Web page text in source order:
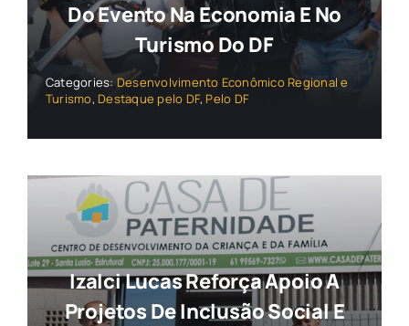
Do Evento Na Economia E No
Turismo Do DF
Categories: Desenvolvimento Econômico Regional e
Turismo, Destaque pelo DF, Pelo DF
Izalci Lucas Reforça Apoio A
Projetos De Inclusão Social E